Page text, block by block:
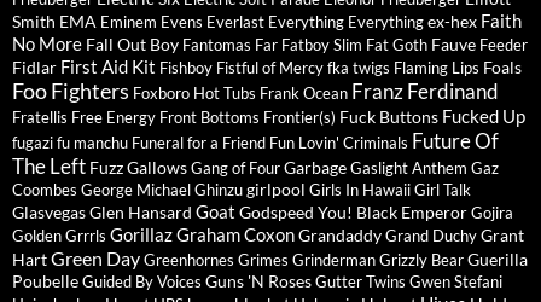
Smith EMA Eminem Evens Everlast Everything Everythingex-hex Faith
No More Fall Out Boy Fantomas Far Fatboy Slim Fat Goth Fauve Feeder
Fidlar First Aid Kit Fishboy Fistful of Mercyfka twigs Flaming Lips Foals
Foo Fighters Foxboro Hot Tubs Frank Ocean Franz Ferdinand
Fratellis Free Energy Front Bottoms Frontier(s) Fuck Buttons Fucked Up
fugazifu manchu Funeral for a Friend Fun Lovin' Criminals Future Of
The Left FuzzGallowsGang of FourGarbageGaslight Anthem Gaz
Coombes George MichaelGhinzugirlpool Girls In HawaiiGirl Talk
GlasvegasGlen Hansard Goat Godspeed You! Black EmperorGojira
Golden Grrrls GorillazGraham CoxonGrandaddyGrand DuchyGrant
HartGreen DayGreenhornes Grimes GrindermanGrizzly BearGuerilla
PoubelleGuided By Voices Guns 'N RosesGutter Twins Gwen Stefani